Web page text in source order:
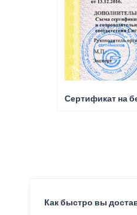
Сертификат на
Как быстро вы